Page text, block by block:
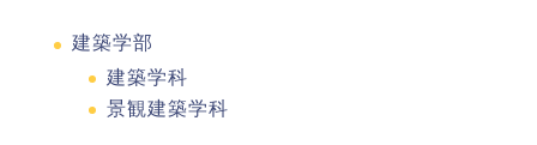
建築学部
建築学科
景観建築学科